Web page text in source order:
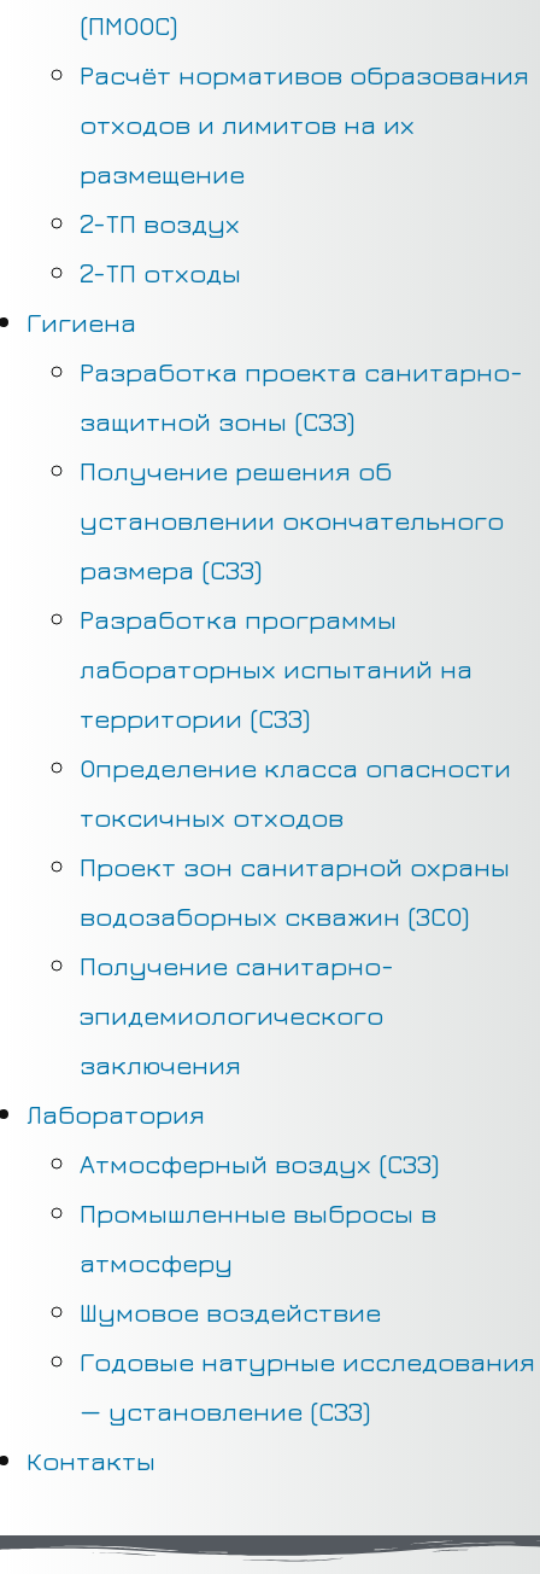
(ПМООС)
Расчёт нормативов образования
отходов и лимитов на их
размещение
2-ТП воздух
2-ТП отходы
Гигиена
Разработка проекта санитарно-
защитной зоны (СЗЗ)
Получение решения об
установлении окончательного
размера (СЗЗ)
Разработка программы
лабораторных испытаний на
территории (СЗЗ)
Определение класса опасности
токсичных отходов
Проект зон санитарной охраны
водозаборных скважин (ЗСО)
Получение санитарно-
эпидемиологического
заключения
Лаборатория
Атмосферный воздух (СЗЗ)
Промышленные выбросы в
атмосферу
Шумовое воздействие
Годовые натурные исследования
— установление (СЗЗ)
Контакты